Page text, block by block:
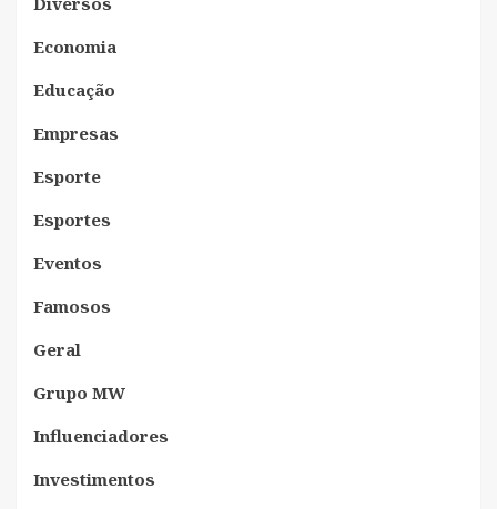
Economia
Educação
Empresas
Esporte
Esportes
Eventos
Famosos
Geral
Grupo MW
Influenciadores
Investimentos